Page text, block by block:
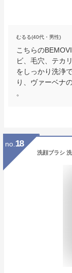
むるる(40代・男性)
こちらの
ビ、毛穴、テカ
をしっかり洗浄
り、ヴァーベナ
。
no. 18